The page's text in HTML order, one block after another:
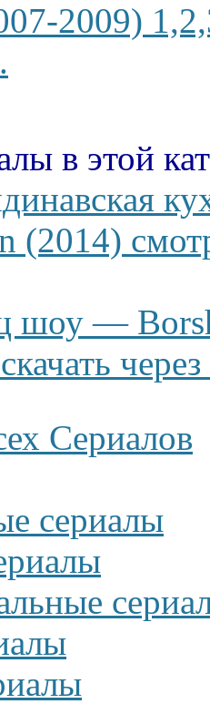
2009)
в этой
(2014)
шоу —
Сериалов
сериалы